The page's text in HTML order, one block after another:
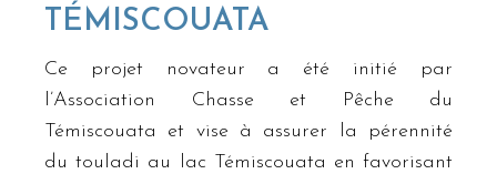
TÉMISCOUATA
Ce projet novateur a été initié par
l’Association Chasse et Pêche du
Témiscouata et vise à assurer la pérennité
du touladi au lac Témiscouata en favorisant